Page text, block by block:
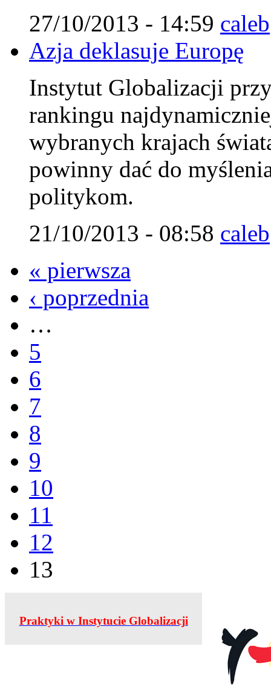
27/10/2013 - 14:59 caleb
Azja deklasuje Europę
Instytut Globalizacji
rankingu
wybranych krajach
powinny dać do
politykom.
21/10/2013 - 08:58 caleb
« pierwsza
‹ poprzednia
…
5
6
7
8
9
10
11
12
13
Praktyki w Instytucie Globalizacji